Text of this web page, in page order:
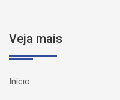
Veja mais
Início